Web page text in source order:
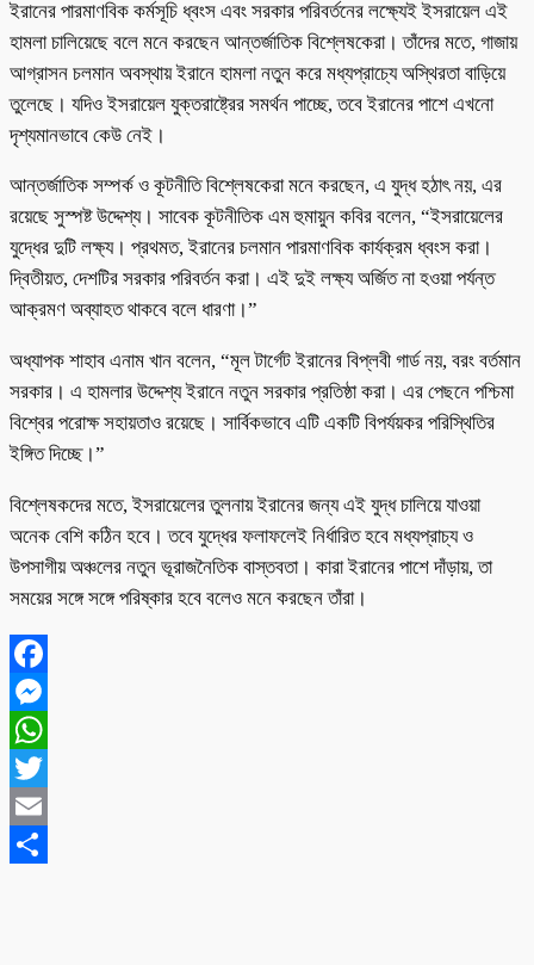
ইরানের পারমাণবিক কর্মসূচি ধ্বংস এবং সরকার পরিবর্তনের লক্ষ্যেই ইসরায়েল এই
হামলা চালিয়েছে বলে মনে করছেন আন্তর্জাতিক বিশ্লেষকেরা। তাঁদের মতে, গাজায়
আগ্রাসন চলমান অবস্থায় ইরানে হামলা নতুন করে মধ্যপ্রাচ্যে অস্থিরতা বাড়িয়ে
তুলেছে। যদিও ইসরায়েল যুক্তরাষ্ট্রের সমর্থন পাচ্ছে, তবে ইরানের পাশে এখনো
দৃশ্যমানভাবে কেউ নেই।
আন্তর্জাতিক সম্পর্ক ও কূটনীতি বিশ্লেষকেরা মনে করছেন, এ যুদ্ধ হঠাৎ নয়, এর
রয়েছে সুস্পষ্ট উদ্দেশ্য। সাবেক কূটনীতিক এম হুমায়ুন কবির বলেন, “ইসরায়েলের
যুদ্ধের দুটি লক্ষ্য। প্রথমত, ইরানের চলমান পারমাণবিক কার্যক্রম ধ্বংস করা।
দ্বিতীয়ত, দেশটির সরকার পরিবর্তন করা। এই দুই লক্ষ্য অর্জিত না হওয়া পর্যন্ত
আক্রমণ অব্যাহত থাকবে বলে ধারণা।”
অধ্যাপক শাহাব এনাম খান বলেন, “মূল টার্গেট ইরানের বিপ্লবী গার্ড নয়, বরং বর্তমান
সরকার। এ হামলার উদ্দেশ্য ইরানে নতুন সরকার প্রতিষ্ঠা করা। এর পেছনে পশ্চিমা
বিশ্বের পরোক্ষ সহায়তাও রয়েছে। সার্বিকভাবে এটি একটি বিপর্যয়কর পরিস্থিতির
ইঙ্গিত দিচ্ছে।”
বিশ্লেষকদের মতে, ইসরায়েলের তুলনায় ইরানের জন্য এই যুদ্ধ চালিয়ে যাওয়া
অনেক বেশি কঠিন হবে। তবে যুদ্ধের ফলাফলেই নির্ধারিত হবে মধ্যপ্রাচ্য ও
উপসাগীয় অঞ্চলের নতুন ভূরাজনৈতিক বাস্তবতা। কারা ইরানের পাশে দাঁড়ায়, তা
সময়ের সঙ্গে সঙ্গে পরিষ্কার হবে বলেও মনে করছেন তাঁরা।
Facebook
Messenger
WhatsApp
Twitter
Email